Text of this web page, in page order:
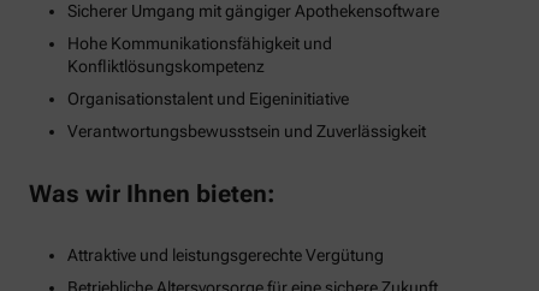
Sicherer Umgang mit gängiger Apothekensoftware
Hohe Kommunikationsfähigkeit und
Konfliktlösungskompetenz
Organisationstalent und Eigeninitiative
Verantwortungsbewusstsein und Zuverlässigkeit
Was wir Ihnen bieten:
Attraktive und leistungsgerechte Vergütung
Betriebliche Altersvorsorge für eine sichere Zukunft